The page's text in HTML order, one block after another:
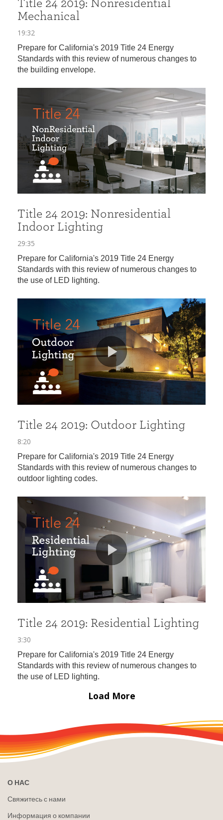
О НАС
Свяжитесь с нами
Информация о компании